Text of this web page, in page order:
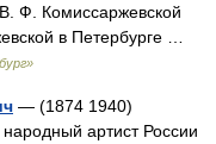
Ф. Комиссаржевской
в Петербурге …
— (1874 1940)
народный артист России